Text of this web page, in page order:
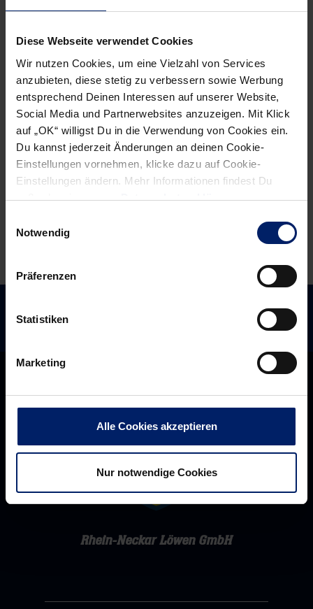
Diese Webseite verwendet Cookies
Wir nutzen Cookies, um eine Vielzahl von Services
anzubieten, diese stetig zu verbessern sowie Werbung
entsprechend Deinen Interessen auf unserer Website,
Social Media und Partnerwebsites anzuzeigen. Mit Klick
auf „OK“ willigst Du in die Verwendung von Cookies ein.
Du kannst jederzeit Änderungen an deinen Cookie-
Einstellungen vornehmen, klicke dazu auf Cookie-
Einstellungen ändern. Mehr Informationen findest Du
außerdem in unsererDatenschutzerklärung.
Notwendig
Präferenzen
Statistiken
Marketing
Alle Cookies akzeptieren
Nur notwendige Cookies
navigation
previous
News:
Nach
Guardiola-
Ausfall:
Löwen
suchen
Alternativen-
News:
100.000
Fans
auf
Facebook
–
Meilenstein
Rhein-Neckar Löwen GmbH